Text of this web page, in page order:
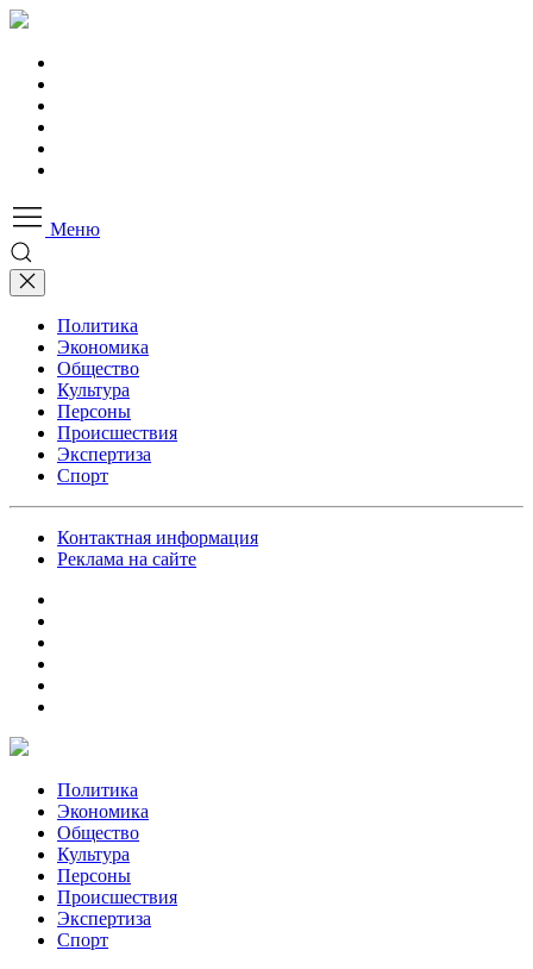
Меню
Политика
Экономика
Общество
Культура
Персоны
Происшествия
Экспертиза
Спорт
Контактная информация
Реклама на сайте
Политика
Экономика
Общество
Культура
Персоны
Происшествия
Экспертиза
Спорт